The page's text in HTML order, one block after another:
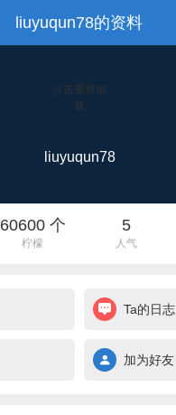
liuyuqun78的资料
点击重新加
载
liuyuqun78
60600 个
柠檬
5
人气
Ta的日志
加为好友